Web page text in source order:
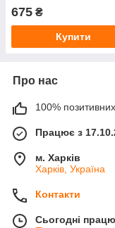
675 ₴
Купити
Про нас
100% позитивних
Працює з
м. Харків
Харків, Україна
Контакти
Сьогодні